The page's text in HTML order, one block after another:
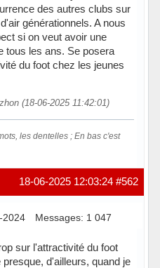
des autres clubs sur
générationnels. A nous
si on veut avoir une
tous les ans. Se posera
du foot chez les jeunes
(18-06-2025 11:42:01)
les dentelles ; En bas c'est
#562
18-06-2025 12:03:24
2024 Messages: 1 047
sur l'attractivité du foot
d'ailleurs, quand je